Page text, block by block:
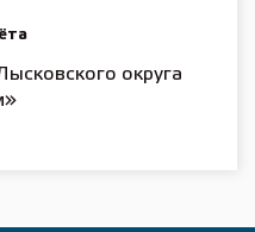
округа